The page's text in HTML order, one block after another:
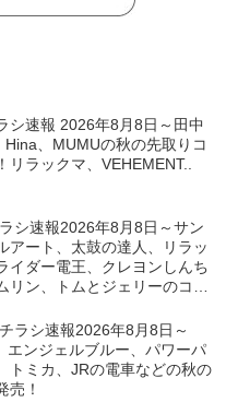
シ速報 2026年8月8日～田中
Hina、MUMUの秋の先取りコ
リラックマ、VEHEMENT..
シ速報2026年8月8日～サン
アート、太鼓の達人、リラッ
イダー電王、クレヨンしんち
リン、トムとジェリーのコラ
ラシ速報2026年8月8日～
エンジェルブルー、パワーパ
トミカ、JRの電車などの秋の
売！